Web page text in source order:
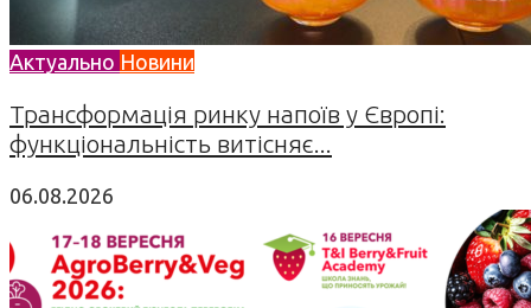
Актуально Новини
Трансформація ринку напоїв у Європі:
функціональність витісняє...
06.08.2026